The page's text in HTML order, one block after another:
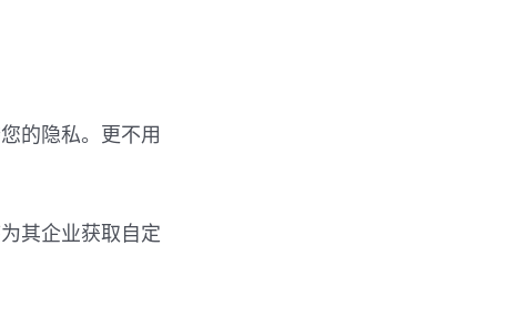
的隐私。更不用
其企业获取自定